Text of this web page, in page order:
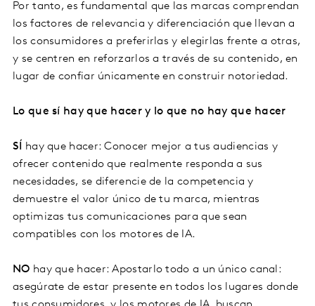
Por tanto, es fundamental que las marcas comprendan
los factores de relevancia y diferenciación que llevan a
los consumidores a preferirlas y elegirlas frente a otras,
y se centren en reforzarlos a través de su contenido, en
lugar de confiar únicamente en construir notoriedad.
Lo que sí hay que hacer y lo que no hay que hacer
SÍ
hay que hacer: Conocer mejor a tus audiencias y
ofrecer contenido que realmente responda a sus
necesidades, se diferencie de la competencia y
demuestre el valor único de tu marca, mientras
optimizas tus comunicaciones para que sean
compatibles con los motores de IA.
NO hay que hacer: Apostarlo todo a un único canal:
asegúrate de estar presente en todos los lugares donde